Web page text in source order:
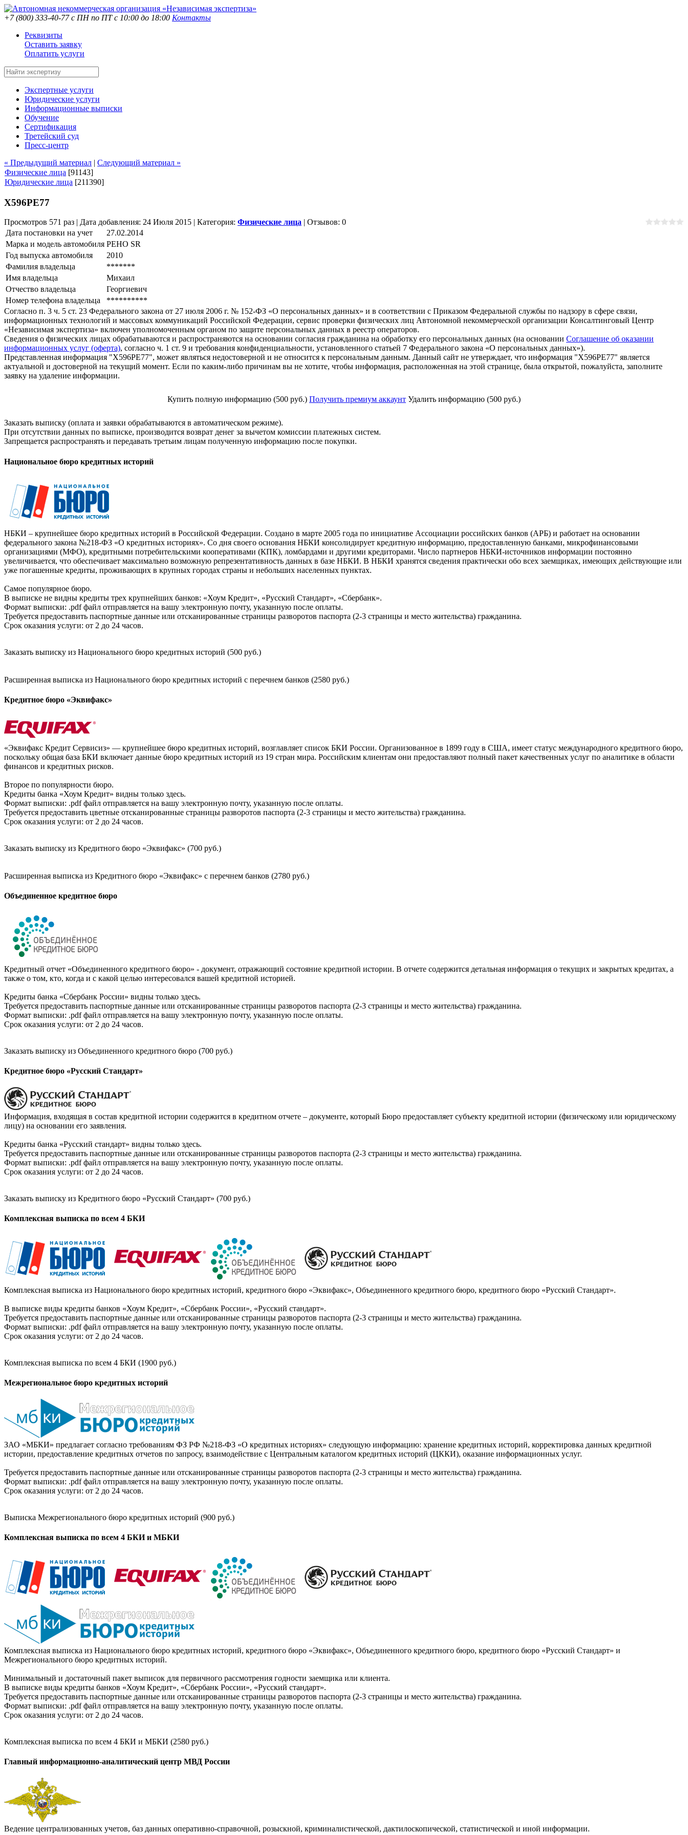
+7 (800) 333-40-77с ПН по ПТ с 10:00 до 18:00 Контакты
Реквизиты
Оставить заявку
Оплатить услуги
Экспертные услуги
Юридические услуги
Информационные выписки
Обучение
Сертификация
Третейский суд
Пресс-центр
« Предыдущий материал | Следующий материал »
Физические лица [91143]
Юридические лица [211390]
Х596РЕ77
Просмотров 571 раз | Дата добавления: 24 Июля 2015 | Категория: Физические лица | Отзывов: 0
Дата постановки на учет
27.02.2014
Марка и модель автомобиля РЕНО SR
Год выпуска автомобиля
2010
Фамилия владельца
*******
Имя владельца
Михаил
Отчество владельца
Георгиевич
Номер телефона владельца
**********
Согласно п. 3 ч. 5 ст. 23 Федерального закона от 27 июля 2006 г. № 152-ФЗ «О персональных данных» и в соответствии с Приказом Федеральной службы по надзору в сфере связи,
информационных технологий и массовых коммуникаций Российской Федерации, сервис проверки физических лиц Автономной некоммерческой организации Консалтинговый Центр
«Независимая экспертиза» включен уполномоченным органом по защите персональных данных в реестр операторов.
Сведения о физических лицах обрабатываются и распространяются на основании согласия гражданина на обработку его персональных данных (на основании Соглашение об оказании
информационных услуг (оферта), согласно ч. 1 ст. 9 и требования конфиденциальности, установленного статьей 7 Федерального закона «О персональных данных»).
Представленная информация "Х596РЕ77", может являться недостоверной и не относится к персональным данным. Данный сайт не утверждает, что информация "Х596РЕ77" является
актуальной и достоверной на текущий момент. Если по каким-либо причинам вы не хотите, чтобы информация, расположенная на этой странице, была открытой, пожалуйста, заполните
заявку на удаление информации.
Купить полную информацию (500 руб.) Получить премиум аккаунт Удалить информацию (500 руб.)
Заказать выписку (оплата и заявки обрабатываются в автоматическом режиме).
При отсутствии данных по выписке, производится возврат денег за вычетом комиссии платежных систем.
Запрещается распространять и передавать третьим лицам полученную информацию после покупки.
Национальное бюро кредитных историй
НБКИ – крупнейшее бюро кредитных историй в Российской Федерации. Создано в марте 2005 года по инициативе Ассоциации российских банков (АРБ) и работает на основании
федерального закона №218-ФЗ «О кредитных историях». Со дня своего основания НБКИ консолидирует кредитную информацию, предоставленную банками, микрофинансовыми
организациями (МФО), кредитными потребительскими кооперативами (КПК), ломбардами и другими кредиторами. Число партнеров НБКИ-источников информации постоянно
увеличивается, что обеспечивает максимально возможную репрезентативность данных в базе НБКИ. В НБКИ хранятся сведения практически обо всех заемщиках, имеющих действующие или
уже погашенные кредиты, проживающих в крупных городах страны и небольших населенных пунктах.
Самое популярное бюро.
В выписке не видны кредиты трех крупнейших банков: «Хоум Кредит», «Русский Стандарт», «Сбербанк».
Формат выписки: .pdf файл отправляется на вашу электронную почту, указанную после оплаты.
Требуется предоставить паспортные данные или отсканированные страницы разворотов паспорта (2-3 страницы и место жительства) гражданина.
Срок оказания услуги: от 2 до 24 часов.
Заказать выписку из Национального бюро кредитных историй (500 руб.)
Расширенная выписка из Национального бюро кредитных историй с перечнем банков (2580 руб.)
Кредитное бюро «Эквифакс»
«Эквифакс Кредит Сервисиз» — крупнейшее бюро кредитных историй, возглавляет список БКИ России. Организованное в 1899 году в США, имеет статус международного кредитного бюро,
поскольку общая база БКИ включает данные бюро кредитных историй из 19 стран мира. Российским клиентам они предоставляют полный пакет качественных услуг по аналитике в области
финансов и кредитных рисков.
Второе по популярности бюро.
Кредиты банка «Хоум Кредит» видны только здесь.
Формат выписки: .pdf файл отправляется на вашу электронную почту, указанную после оплаты.
Требуется предоставить цветные отсканированные страницы разворотов паспорта (2-3 страницы и место жительства) гражданина.
Срок оказания услуги: от 2 до 24 часов.
Заказать выписку из Кредитного бюро «Эквифакс» (700 руб.)
Расширенная выписка из Кредитного бюро «Эквифакс» с перечнем банков (2780 руб.)
Объединенное кредитное бюро
Кредитный отчет «Объединенного кредитного бюро» - документ, отражающий состояние кредитной истории. В отчете содержится детальная информация о текущих и закрытых кредитах, а
также о том, кто, когда и с какой целью интересовался вашей кредитной историей.
Кредиты банка «Сбербанк России» видны только здесь.
Требуется предоставить паспортные данные или отсканированные страницы разворотов паспорта (2-3 страницы и место жительства) гражданина.
Формат выписки: .pdf файл отправляется на вашу электронную почту, указанную после оплаты.
Срок оказания услуги: от 2 до 24 часов.
Заказать выписку из Объединенного кредитного бюро (700 руб.)
Кредитное бюро «Русский Стандарт»
Информация, входящая в состав кредитной истории содержится в кредитном отчете – документе, который Бюро предоставляет субъекту кредитной истории (физическому или юридическому
лицу) на основании его заявления.
Кредиты банка «Русский стандарт» видны только здесь.
Требуется предоставить паспортные данные или отсканированные страницы разворотов паспорта (2-3 страницы и место жительства) гражданина.
Формат выписки: .pdf файл отправляется на вашу электронную почту, указанную после оплаты.
Срок оказания услуги: от 2 до 24 часов.
Заказать выписку из Кредитного бюро «Русский Стандарт» (700 руб.)
Комплексная выписка по всем 4 БКИ
Комплексная выписка из Национального бюро кредитных историй, кредитного бюро «Эквифакс», Объединенного кредитного бюро, кредитного бюро «Русский Стандарт».
В выписке виды кредиты банков «Хоум Кредит», «Сбербанк России», «Русский стандарт».
Требуется предоставить паспортные данные или отсканированные страницы разворотов паспорта (2-3 страницы и место жительства) гражданина.
Формат выписки: .pdf файл отправляется на вашу электронную почту, указанную после оплаты.
Срок оказания услуги: от 2 до 24 часов.
Комплексная выписка по всем 4 БКИ (1900 руб.)
Межрегиональное бюро кредитных историй
ЗАО «МБКИ» предлагает согласно требованиям ФЗ РФ №218-ФЗ «О кредитных историях» следующую информацию: хранение кредитных историй, корректировка данных кредитной
истории, предоставление кредитных отчетов по запросу, взаимодействие с Центральным каталогом кредитных историй (ЦККИ), оказание информационных услуг.
Требуется предоставить паспортные данные или отсканированные страницы разворотов паспорта (2-3 страницы и место жительства) гражданина.
Формат выписки: .pdf файл отправляется на вашу электронную почту, указанную после оплаты.
Срок оказания услуги: от 2 до 24 часов.
Выписка Межрегионального бюро кредитных историй (900 руб.)
Комплексная выписка по всем 4 БКИ и МБКИ
Комплексная выписка из Национального бюро кредитных историй, кредитного бюро «Эквифакс», Объединенного кредитного бюро, кредитного бюро «Русский Стандарт» и
Межрегионального бюро кредитных историй.
Минимальный и достаточный пакет выписок для первичного рассмотрения годности заемщика или клиента.
В выписке виды кредиты банков «Хоум Кредит», «Сбербанк России», «Русский стандарт».
Требуется предоставить паспортные данные или отсканированные страницы разворотов паспорта (2-3 страницы и место жительства) гражданина.
Формат выписки: .pdf файл отправляется на вашу электронную почту, указанную после оплаты.
Срок оказания услуги: от 2 до 24 часов.
Комплексная выписка по всем 4 БКИ и МБКИ (2580 руб.)
Главный информационно-аналитический центр МВД России
Ведение централизованных учетов, баз данных оперативно-справочной, розыскной, криминалистической, дактилоскопической, статистической и иной информации.